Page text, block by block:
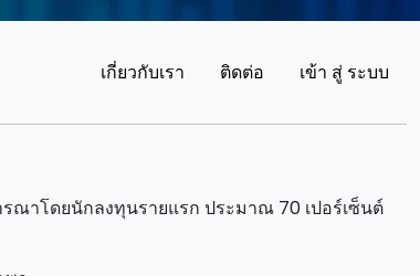
เกี่ยวกับเรา ติดต่อ เข้า สู่ ระบบ
ณาโดยนักลงทุนรายแรก ประมาณ 70 เปอร์เซ็นต์